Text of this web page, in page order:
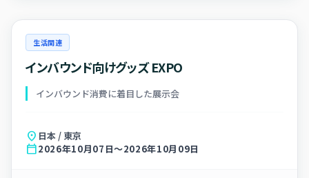
生活関連
インバウンド向けグッズ EXPO
インバウンド消費に着目した展示会
location_on 日本 / 東京
calendar_today2026年10月07日～2026年10月09日